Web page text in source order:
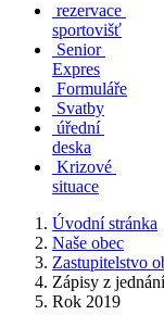
rezervace
sportovišť
Senior
Expres
Formuláře
Svatby
úřední
deska
Krizové
situace
Úvodní stránka
Naše obec
Zastupitelstvo
Zápisy z
Rok 2019